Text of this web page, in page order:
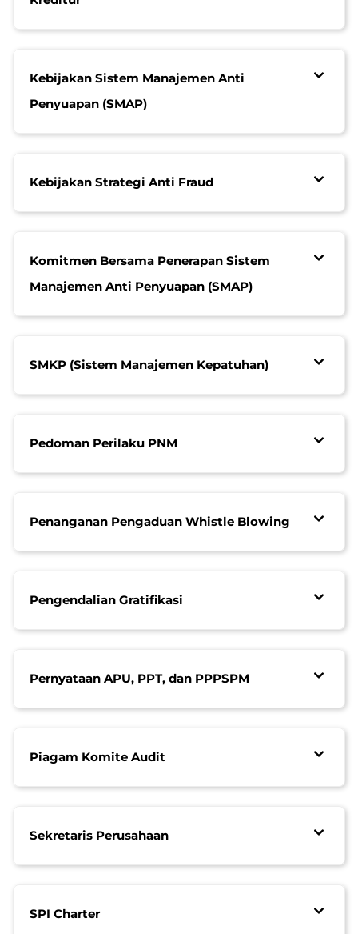
Kebijakan Sistem Manajemen Anti
Penyuapan (SMAP)
Kebijakan Strategi Anti Fraud
Komitmen Bersama Penerapan Sistem
Manajemen Anti Penyuapan (SMAP)
SMKP (Sistem Manajemen Kepatuhan)
Pedoman Perilaku PNM
Penanganan Pengaduan Whistle Blowing
Pengendalian Gratifikasi
Pernyataan APU, PPT, dan PPPSPM
Piagam Komite Audit
Sekretaris Perusahaan
SPI Charter